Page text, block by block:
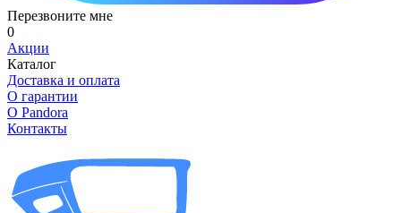
Перезвоните мне
0
Акции
Каталог
Доставка и оплата
О гарантии
О Pandora
Контакты